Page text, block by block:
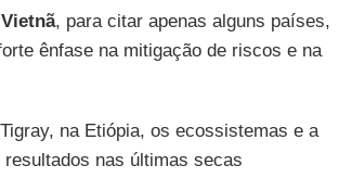
Vietnã, para citar apenas alguns países,
ênfase na mitigação de riscos e na
na Etiópia, os ecossistemas e a
nas últimas secas